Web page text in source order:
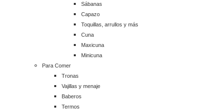
Sábanas
Capazo
Toquillas, arrullos y más
Cuna
Maxicuna
Minicuna
Para Comer
Tronas
Vajillas y menaje
Baberos
Termos